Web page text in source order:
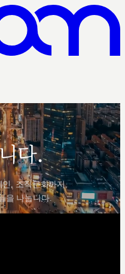
다.
, 조직문화까지,
을 나눕니다.